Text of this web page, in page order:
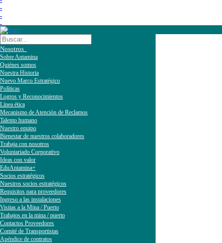
Nosotros
Sobre Antamina
Quiénes somos
Nuestra Historia
Nuevo Marco Estratégico
Políticas
Logros y Reconocimientos
Línea ética
Mecanismo de Atención de Reclamos
Talento humano
Nuestro equipo
Bienestar de nuestros colaboradores
Trabaja con nosotros
Voluntariado Corporativo
Ideas con valor
EduAntamina+
Socios estratégicos
Nuestros socios estratégicos
Requisitos para proveedores
Ingreso a las instalaciones
Visitas a la Mina / Puerto
Trabajos en la mina / puerto
Contactos Proveedores
Comité de Transportistas
Apéndice de contratos